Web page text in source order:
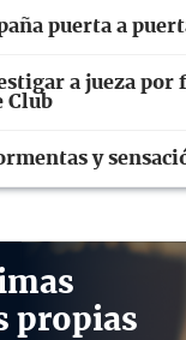
puerta a
a jueza por
Club
y
propias